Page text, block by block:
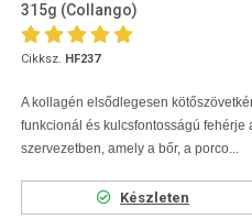
315g (Collangoִ)
Cikksz. HF237
A kollagén elsődlegesen
funkcionál és kulcsfontosságú fehérje
szervezetben, amely a bőr, a porco...
Készleten